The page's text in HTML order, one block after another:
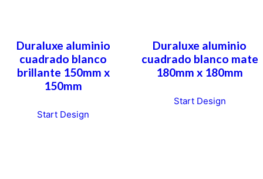
Duraluxe aluminio
cuadrado blanco
brillante 150mm x
150mm
Start Design
Duraluxe aluminio
cuadrado blanco mate
180mm x 180mm
Start Design